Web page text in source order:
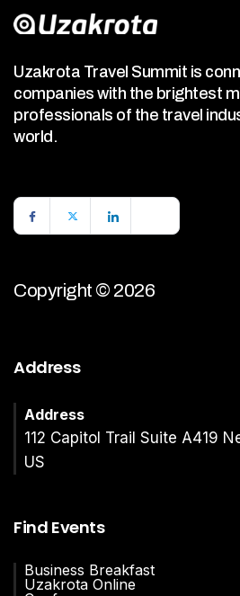
Uzakrota Travel Summit is
companies with the brightest
professionals of the travel
world.
Copyright © 2026
Address
Address
112 Capitol Trail Suite A419
US
Find Events
Business Breakfast
Uzakrota Online